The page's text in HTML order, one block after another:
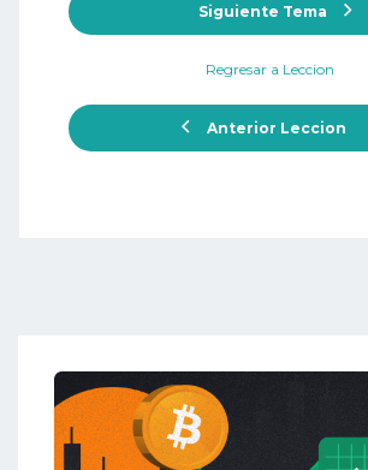
Anterior Leccion
Regresar a Leccion
Siguiente Tema